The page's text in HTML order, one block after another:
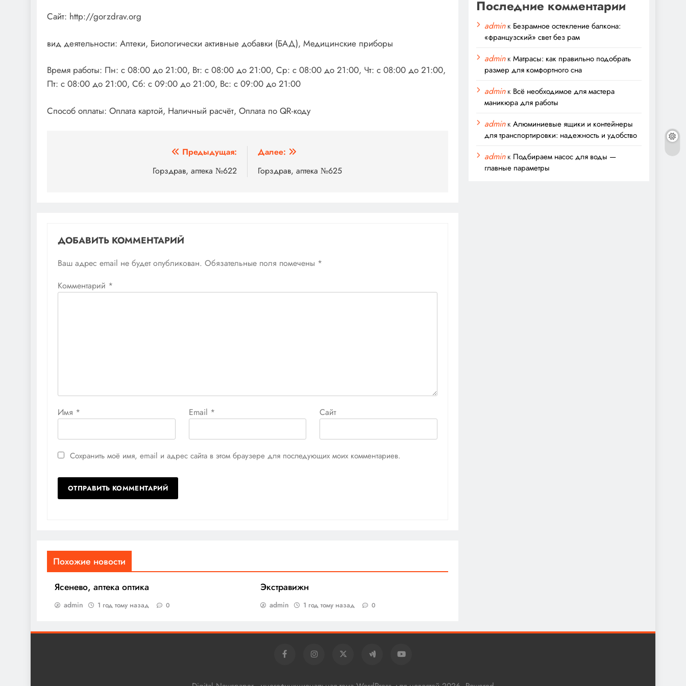
Сайт: http://gorzdrav.org
вид деятельности: Аптеки, Биологически активные добавки (БАД), Медицинские приборы
Время работы: Пн: с 08:00 до 21:00, Вт: с 08:00 до 21:00, Ср: с 08:00 до 21:00, Чт: с 08:00 до 21:00,
Пт: с 08:00 до 21:00, Сб: с 09:00 до 21:00, Вс: с 09:00 до 21:00
Способ оплаты: Оплата картой, Наличный расчёт, Оплата по QR-коду
Предыдущая:
Горздрав, аптека №622
Далее:
Горздрав, аптека №625
ДОБАВИТЬ КОММЕНТАРИЙ
Ваш адрес email не будет опубликован. Обязательные поля помечены *
Комментарий *
Имя * Email * Сайт
Сохранить моё имя, email и адрес сайта в этом браузере для последующих моих комментариев.
Похожие новости
Ясенево, аптека оптика
admin 1 год тому назад 0
Экстравижн
admin 1 год тому назад 0
Последние комментарии
adminк Безрамное остекление балкона:
«французский» свет без рам
adminкМатрасы: как правильно подобрать
размер для комфортного сна
adminк Всё необходимое для мастера
маникюра для работы
adminкАлюминиевые ящики и контейнеры
для транспортировки: надежность и удобство
adminк Подбираем насос для воды —
главные параметры